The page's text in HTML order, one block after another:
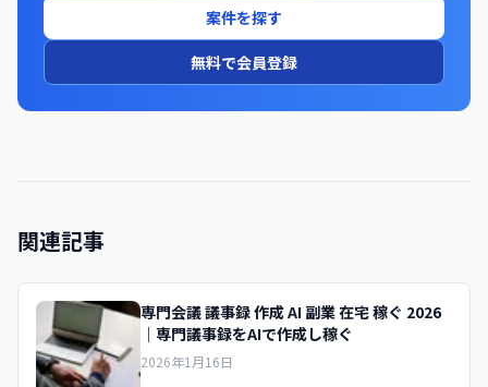
案件を探す
無料で会員登録
関連記事
専門会議 議事録 作成 AI 副業 在宅 稼ぐ 2026
｜専門議事録をAIで作成し稼ぐ
2026年1月16日